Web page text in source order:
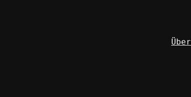
Über